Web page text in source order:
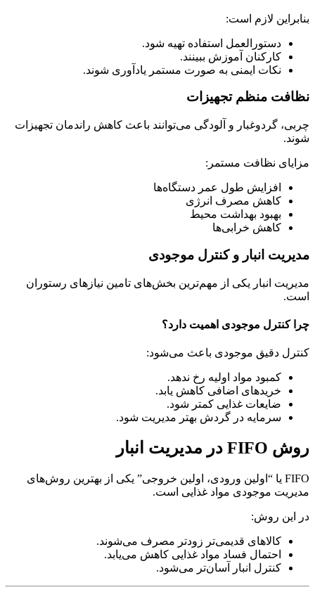
بنابراین لازم است:
دستورالعمل استفاده تهیه شود.
کارکنان آموزش ببینند.
نکات ایمنی به صورت مستمر یادآوری شوند.
نظافت منظم تجهیزات
چربی، گردوغبار و آلودگی می‌توانند باعث کاهش راندمان تجهیزات
شوند.
مزایای نظافت مستمر:
افزایش طول عمر دستگاه‌ها
کاهش مصرف انرژی
بهبود بهداشت محیط
کاهش خرابی‌ها
مدیریت انبار و کنترل موجودی
مدیریت انبار یکی از مهم‌ترین بخش‌های تامین نیازهای رستوران
است.
چرا کنترل موجودی اهمیت دارد؟
کنترل دقیق موجودی باعث می‌شود:
کمبود مواد اولیه رخ ندهد.
خریدهای اضافی کاهش یابد.
ضایعات غذایی کمتر شود.
سرمایه در گردش بهتر مدیریت شود.
روش FIFO در مدیریت انبار
FIFO یا “اولین ورودی، اولین خروجی” یکی از بهترین روش‌های
مدیریت موجودی مواد غذایی است.
در این روش:
کالاهای قدیمی‌تر زودتر مصرف می‌شوند.
احتمال فساد مواد غذایی کاهش می‌یابد.
کنترل انبار آسان‌تر می‌شود.